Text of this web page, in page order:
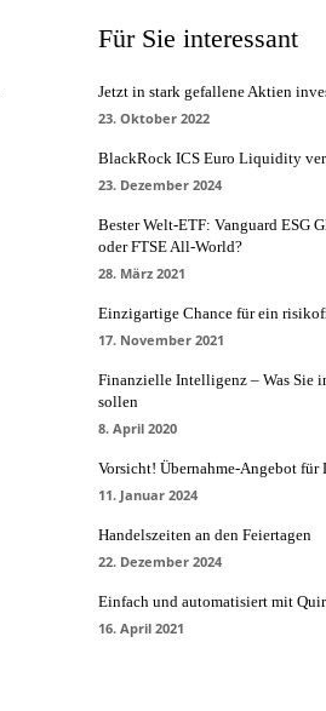
Für Sie interessant
Jetzt in stark gefallene Aktien
23. Oktober 2022
BlackRock ICS Euro Liquidity
23. Dezember 2024
Bester Welt-ETF: Vanguard ESG
oder FTSE All-World?
28. März 2021
Einzigartige Chance für ein
17. November 2021
Finanzielle Intelligenz – Was Sie
sollen
8. April 2020
Vorsicht! Übernahme-Angebot für
11. Januar 2024
Handelszeiten an den Feiertagen
22. Dezember 2024
Einfach und automatisiert mit
16. April 2021